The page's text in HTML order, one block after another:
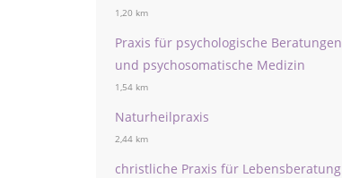
1,20 km
Praxis für psychologische Beratungen
und psychosomatische Medizin
1,54 km
Naturheilpraxis
2,44 km
christliche Praxis für Lebensberatung